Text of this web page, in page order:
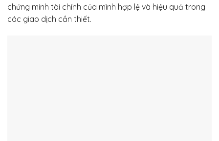
chứng minh tài chính của mình hợp lệ và hiệu quả trong
các giao dịch cần thiết.